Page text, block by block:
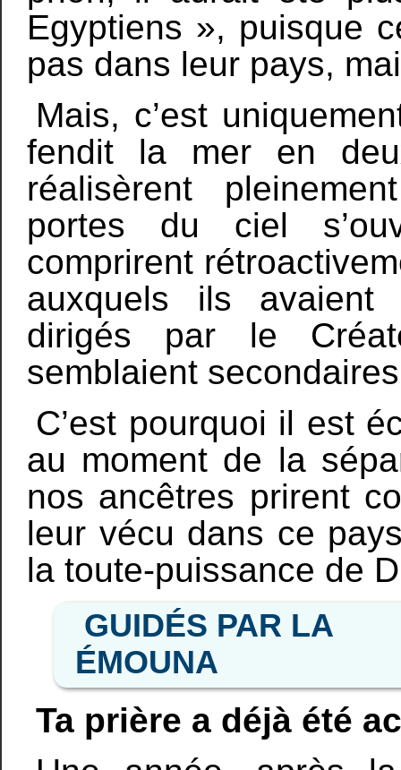
Egyptiens », puisque
pas dans leur pays,
Mais, c’est
fendit la mer en
réalisèrent
portes du ciel
comprirent
auxquels ils avaient
dirigés par le
semblaient
C’est pourquoi il est
au moment de la
nos ancêtres prirent
leur vécu dans ce
la toute-puissance de
GUIDÉS PAR LA
ÉMOUNA
Ta prière a déjà été